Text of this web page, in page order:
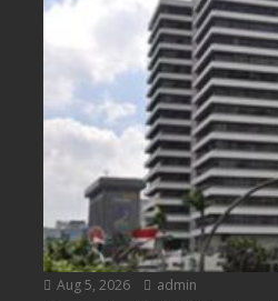
Aug 5, 2026 admin